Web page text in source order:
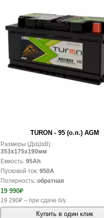
TURON - 95 (о.п.) AGM
Размеры (ДxШxВ):
353x175x190мм
Емкость: 95Ah
Пусковой ток: 950A
Полярность: обратная
19 990₽
19 290₽ – при сдаче б/у
Купить в один клик